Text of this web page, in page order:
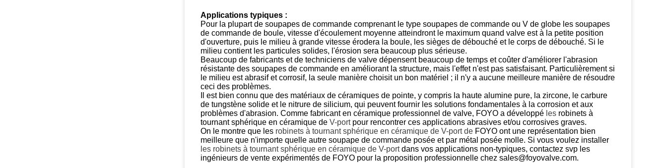
Applications typiques :
Pour la plupart de soupapes de commande comprenant le type soupapes de commande ou V de globe les soupapes
de commande de boule, vitesse d'écoulement moyenne atteindront le maximum quand valve est à la petite position
d'ouverture, puis le milieu à grande vitesse érodera la boule, les sièges de débouché et le corps de débouché. Si le
milieu contient les particules solides, l'érosion sera beaucoup plus sérieuse.
Beaucoup de fabricants et de techniciens de valve dépensent beaucoup de temps et coûter d'améliorer l'abrasion
résistante des soupapes de commande en améliorant la structure, mais l'effet n'est pas satisfaisant. Particulièrement si
le milieu est abrasif et corrosif, la seule manière choisit un bon matériel ; il n'y a aucune meilleure manière de résoudre
ceci des problèmes.
Il est bien connu que des matériaux de céramiques de pointe, y compris la haute alumine pure, la zircone, le carbure
de tungstène solide et le nitrure de silicium, qui peuvent fournir les solutions fondamentales à la corrosion et aux
problèmes d'abrasion. Comme fabricant en céramique professionnel de valve, FOYO a développé les robinets à
tournant sphérique en céramique de V-portpour rencontrer ces applications abrasives et/ou corrosives graves.
On le montre que les robinets à tournant sphérique en céramique de V-port de FOYO ont une représentation bien
meilleure que n'importe quelle autre soupape de commande posée et par métal posée molle. Si vous voulez installer
les robinets à tournant sphérique en céramique de V-portdans vos applications non-typiques, contactez svp les
ingénieurs de vente expérimentés de FOYO pour la proposition professionnelle chez sales@foyovalve.com.